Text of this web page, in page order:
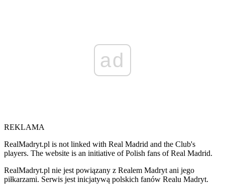
ad
REKLAMA
RealMadryt.pl is not linked with Real Madrid and the Club's
players. The website is an initiative of Polish fans of Real Madrid.
RealMadryt.pl nie jest powiązany z Realem Madryt ani jego
piłkarzami. Serwis jest inicjatywą polskich fanów Realu Madryt.